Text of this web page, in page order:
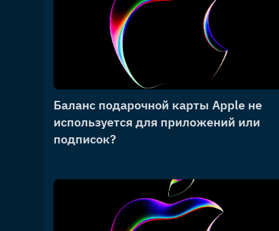
Баланс подарочной карты Apple не
используется для приложений или
подписок?